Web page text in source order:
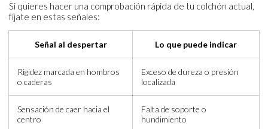
Si quieres hacer una comprobación rápida de tu colchón actual,
fíjate en estas señales:
Señal al despertar Lo que puede indicar
Rigidez marcada en hombros
o caderas
Exceso de dureza o presión
localizada
Sensación de caer hacia el
centro
Falta de soporte o
hundimiento